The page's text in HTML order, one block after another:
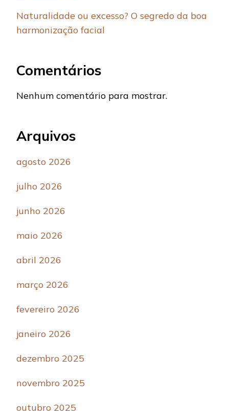
Naturalidade ou excesso? O segredo da boa
harmonização facial
Comentários
Nenhum comentário para mostrar.
Arquivos
agosto 2026
julho 2026
junho 2026
maio 2026
abril 2026
março 2026
fevereiro 2026
janeiro 2026
dezembro 2025
novembro 2025
outubro 2025